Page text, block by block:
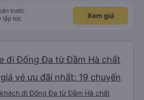
trước
lập tức
Xem giá
đi Đống Đa từ Đầm Hà chất
vé ưu đãi nhất: 19 chuyến
đi Đống Đa từ Đầm Hà chất